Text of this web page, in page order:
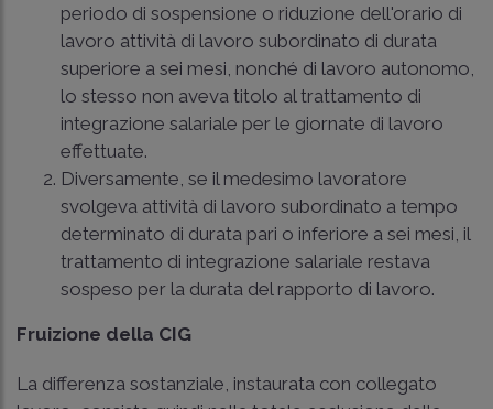
periodo di sospensione o riduzione dell'orario di
lavoro attività di lavoro subordinato di durata
superiore a sei mesi, nonché di lavoro autonomo,
lo stesso non aveva titolo al trattamento di
integrazione salariale per le giornate di lavoro
effettuate.
Diversamente, se il medesimo lavoratore
svolgeva attività di lavoro subordinato a tempo
determinato di durata pari o inferiore a sei mesi, il
trattamento di integrazione salariale restava
sospeso per la durata del rapporto di lavoro.
Fruizione della CIG
La differenza sostanziale, instaurata con collegato